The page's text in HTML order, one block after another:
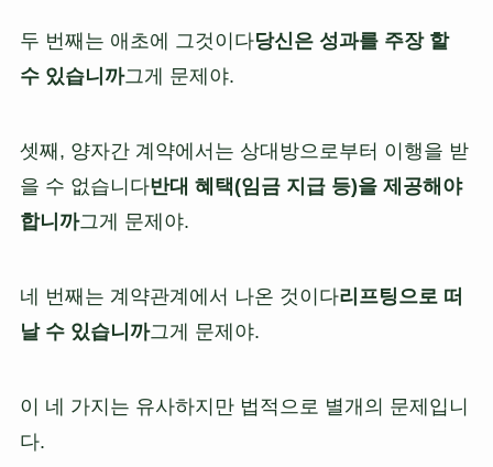
두 번째는 애초에 그것이다당신은 성과를 주장 할
수 있습니까그게 문제야.
셋째, 양자간 계약에서는 상대방으로부터 이행을 받
을 수 없습니다반대 혜택(임금 지급 등)을 제공해야
합니까그게 문제야.
네 번째는 계약관계에서 나온 것이다리프팅으로 떠
날 수 있습니까그게 문제야.
이 네 가지는 유사하지만 법적으로 별개의 문제입니
다.